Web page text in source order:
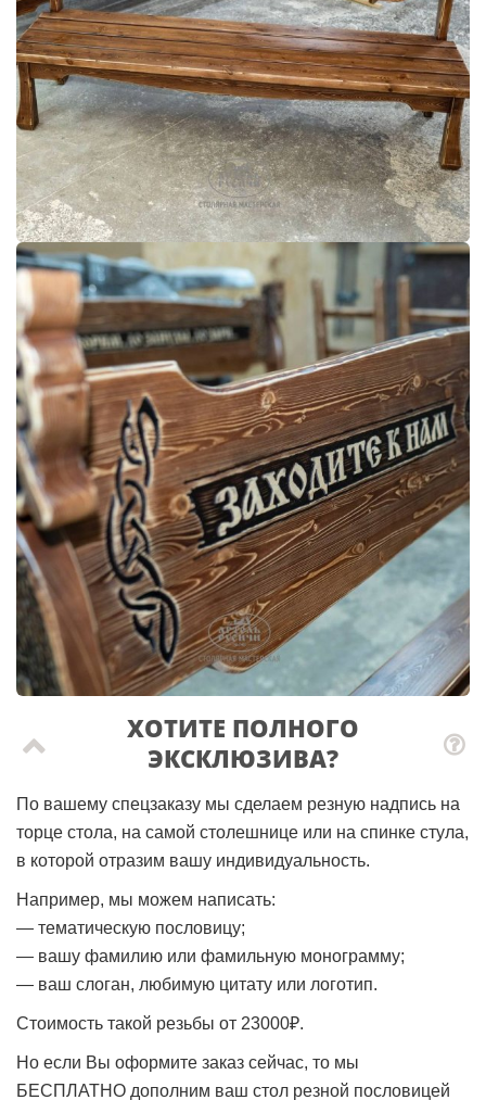
ХОТИТЕ ПОЛНОГО
ЭКСКЛЮЗИВА?
По вашему спецзаказу мы сделаем резную надпись на
торце стола, на самой столешнице или на спинке стула,
в которой отразим вашу индивидуальность.
Например, мы можем написать:
— тематическую пословицу;
— вашу фамилию или фамильную монограмму;
— ваш слоган, любимую цитату или логотип.
Стоимость такой резьбы от 23000₽.
Но если Вы оформите заказ сейчас, то мы
БЕСПЛАТНО дополним ваш стол резной пословицей